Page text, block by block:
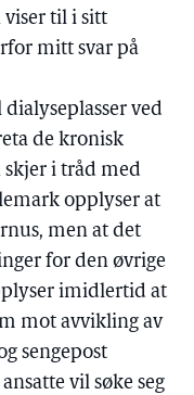
viser til i sitt
mitt svar på
ved
de kronisk
i tråd med
opplyser at
men at det
for den øvrige
imidlertid at
mot avvikling av
sengepost
vil søke seg